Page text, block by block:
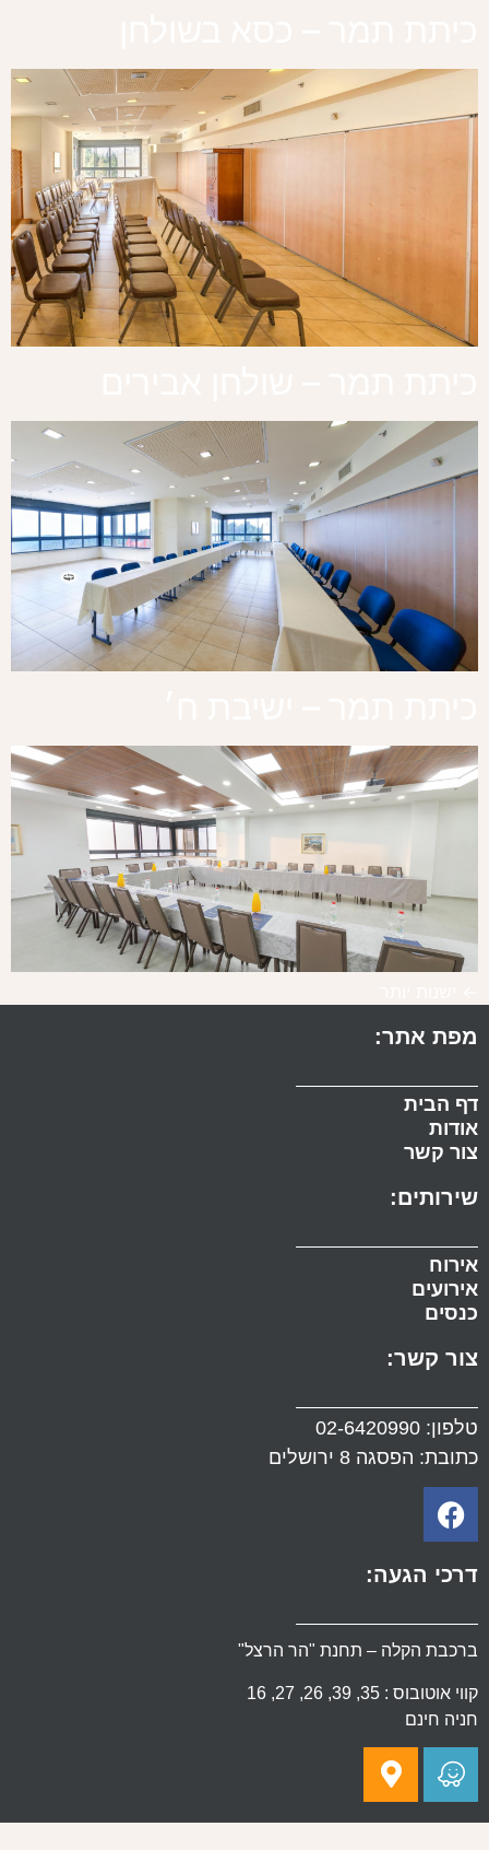
מפת אתר:
דף הבית
אודות
צור קשר
שירותים:
אירוח
אירועים
כנסים
צור קשר:
טלפון: 02-6420990
כתובת: הפסגה 8 ירושלים
דרכי הגעה:
ברכבת הקלה – תחנת "הר הרצל"
קווי אוטובוס : 35, 39, 26, 27, 16
חניה חינם